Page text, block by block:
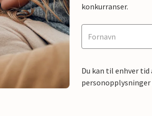
konkurranser.
Du kan til enhver tid